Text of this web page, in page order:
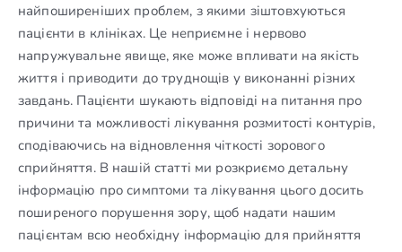
найпоширеніших проблем, з якими зіштовхуються
пацієнти в клініках. Це неприємне і нервово
напружувальне явище, яке може впливати на якість
життя і приводити до труднощів у виконанні різних
завдань. Пацієнти шукають відповіді на питання про
причини та можливості лікування розмитості контурів,
сподіваючись на відновлення чіткості зорового
сприйняття. В нашій статті ми розкриємо детальну
інформацію про симптоми та лікування цього досить
поширеного порушення зору, щоб надати нашим
пацієнтам всю необхідну інформацію для прийняття